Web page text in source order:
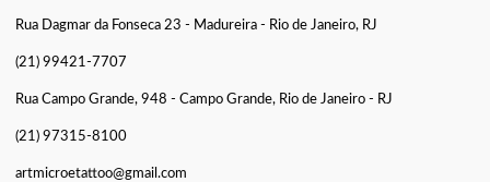
Rua Dagmar da Fonseca 23 - Madureira - Rio de Janeiro, RJ
(21) 99421-7707
Rua Campo Grande, 948 - Campo Grande, Rio de Janeiro - RJ
(21) 97315-8100
artmicroetattoo@gmail.com